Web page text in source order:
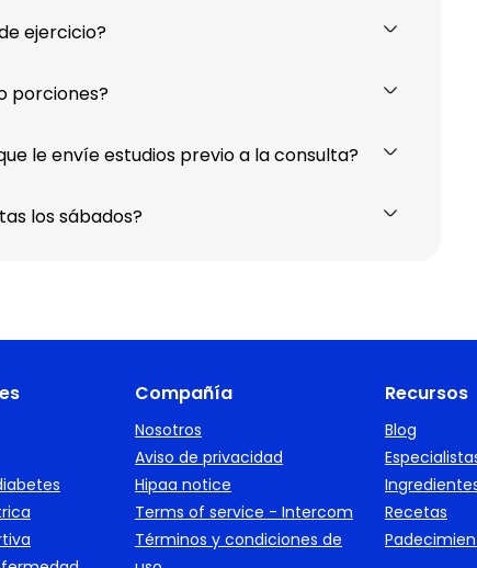
ejercicio?
porciones?
le envíe estudios previo a la consulta?
los sábados?
Compañía
Nosotros
Aviso de privacidad
Hipaa notice
Terms of service - Intercom
Términos y condiciones de
Recursos
Blog
Recetas